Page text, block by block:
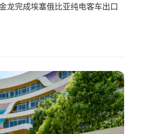
龙完成埃塞俄比亚纯电客车出口